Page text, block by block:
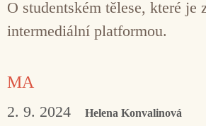
O studentském tělese, které je
intermediální platformou.
MA
2. 9. 2024 Helena Konvalinová